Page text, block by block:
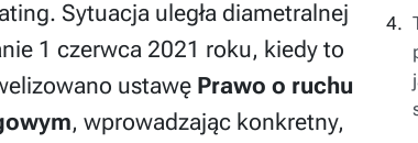
Sytuacja uległa diametralnej
1 czerwca 2021 roku, kiedy to
ustawę Prawo o ruchu
, wprowadzając konkretny,